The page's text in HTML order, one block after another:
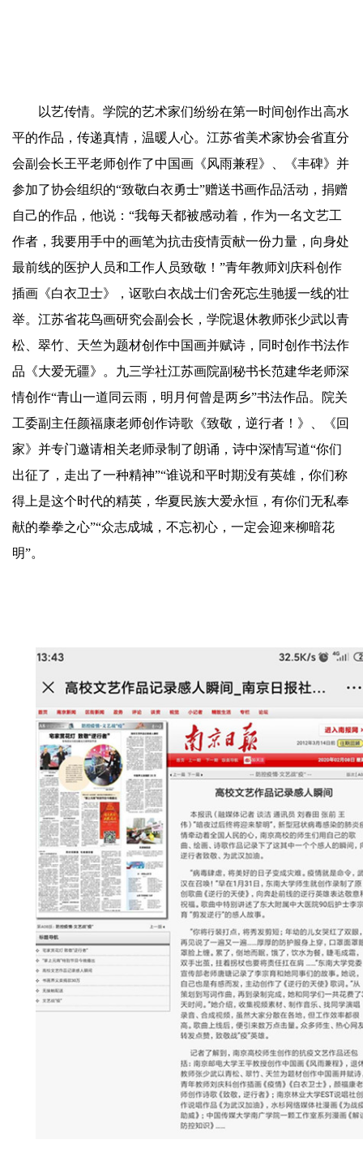
以艺传情。学院的艺术家们纷纷在第一时间创作出高水
平的作品，传递真情，温暖人心。江苏省美术家协会省直分
会副会长王平老师创作了中国画《风雨兼程》、《丰碑》并
参加了协会组织的“致敬白衣勇士”赠送书画作品活动，捐赠
自己的作品，他说：“我每天都被感动着，作为一名文艺工
作者，我要用手中的画笔为抗击疫情贡献一份力量，向身处
最前线的医护人员和工作人员致敬！”青年教师刘庆科创作
插画《白衣卫士》，讴歌白衣战士们舍死忘生驰援一线的壮
举。江苏省花鸟画研究会副会长，学院退休教师张少武以青
松、翠竹、天竺为题材创作中国画并赋诗，同时创作书法作
品《大爱无疆》。九三学社江苏画院副秘书长范建华老师深
情创作“青山一道同云雨，明月何曾是两乡”书法作品。院关
工委副主任颜福康老师创作诗歌《致敬，逆行者！》、《回
家》并专门邀请相关老师录制了朗诵，诗中深情写道“你们
出征了，走出了一种精神”“谁说和平时期没有英雄，你们称
得上是这个时代的精英，华夏民族大爱永恒，有你们无私奉
献的拳拳之心”“众志成城，不忘初心，一定会迎来柳暗花
明”。